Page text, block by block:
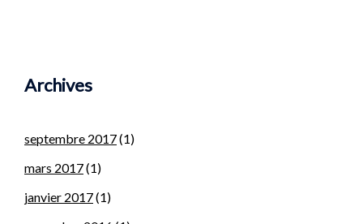
Archives
septembre 2017(1)
mars 2017(1)
janvier 2017(1)